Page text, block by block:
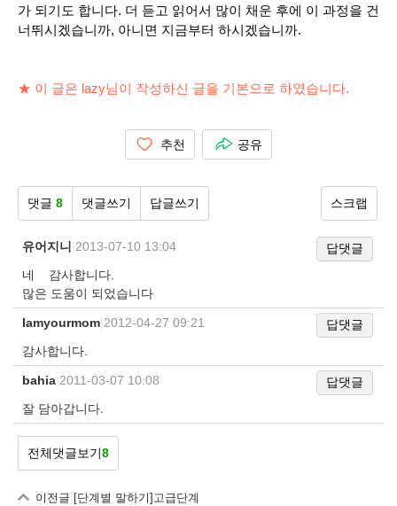
가 되기도 합니다. 더 듣고 읽어서 많이 채운 후에 이 과정을 건
너뛰시겠습니까, 아니면 지금부터 하시겠습니까.
★ 이 글은 lazy님이 작성하신 글을 기본으로 하였습니다.
추천 공유
댓글 8 댓글쓰기 답글쓰기 스크랩
유어지니 2013-07-10 13:04
답댓글
네 감사합니다.
많은 도움이 되었습니다
Iamyourmom 2012-04-27 09:21
답댓글
감사합니다.
bahia 2011-03-07 10:08
답댓글
잘 담아갑니다.
전체댓글보기8
이전글 [단계별 말하기]고급단계